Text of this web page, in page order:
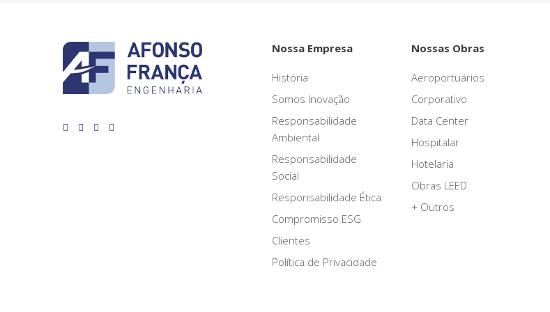
Nossa Empresa
História
Somos Inovação
Responsabilidade
Ambiental
Responsabilidade
Social
Responsabilidade Ética
Compromisso ESG
Clientes
Política de Privacidade
Nossas Obras
Aeroportuários
Corporativo
Data Center
Hospitalar
Hotelaria
Obras LEED
+ Outros